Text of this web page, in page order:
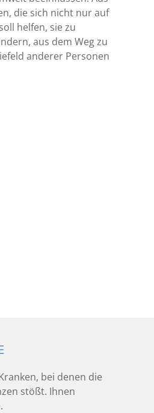
die sich nicht nur auf
helfen, sie zu
aus dem Weg zu
anderer Personen
bei denen die
stößt. Ihnen